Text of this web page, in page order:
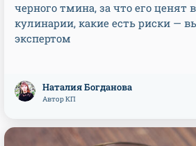
черного тмина, за что его ценят
кулинарии, какие есть риски —
экспертом
Наталия Богданова
Автор КП